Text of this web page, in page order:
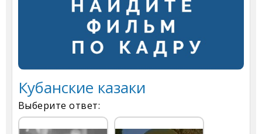
Кубанские казаки
Выберите ответ: